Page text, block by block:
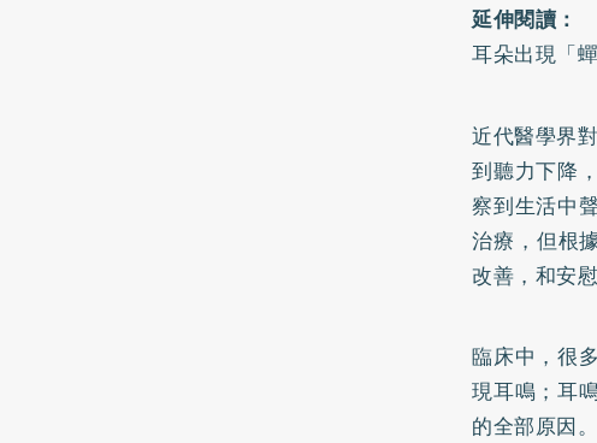
延伸閱讀：
耳朵出現「
近代醫學界
到聽力下降
察到生活中
治療，但根
改善，和安
臨床中，很
現耳鳴；耳
的全部原因。